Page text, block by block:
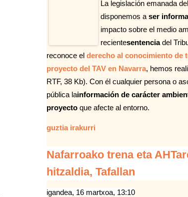
La legislación emanada
disponemos aser
impacto sobre el medio
recientesentenciadel
reconoce elderecho al conocimiento de
proyecto del TAV en Navarra, hemos
RTF, 38 Kb). Con él cualquier persona o
pública lainformación de carácter
proyecto que afecte al entorno.
guztia irakurri
Nafarroako trena eta
hitzaldia, Tafallan
igandea, 16 martxoa, 13:10